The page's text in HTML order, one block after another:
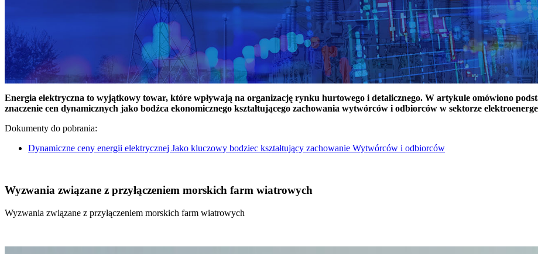
Energia elektryczna to wyjątkowy towar, które wpływają na organizację rynku hurtowego i detalicznego. W artykule omówiono
znaczenie cen dynamicznych jako bodźca ekonomicznego kształtującego zachowania wytwórców i odbiorców w sektorze
Dokumenty do pobrania:
Dynamiczne ceny energii elektrycznej Jako kluczowy bodziec kształtujący zachowanie Wytwórców i odbiorców
Wyzwania związane z przyłączeniem morskich farm wiatrowych
Wyzwania związane z przyłączeniem morskich farm wiatrowych